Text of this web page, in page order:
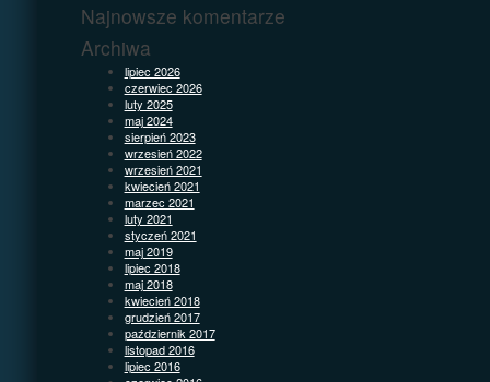
Najnowsze komentarze
Archiwa
lipiec 2026
czerwiec 2026
luty 2025
maj 2024
sierpień 2023
wrzesień 2022
wrzesień 2021
kwiecień 2021
marzec 2021
luty 2021
styczeń 2021
maj 2019
lipiec 2018
maj 2018
kwiecień 2018
grudzień 2017
październik 2017
listopad 2016
lipiec 2016